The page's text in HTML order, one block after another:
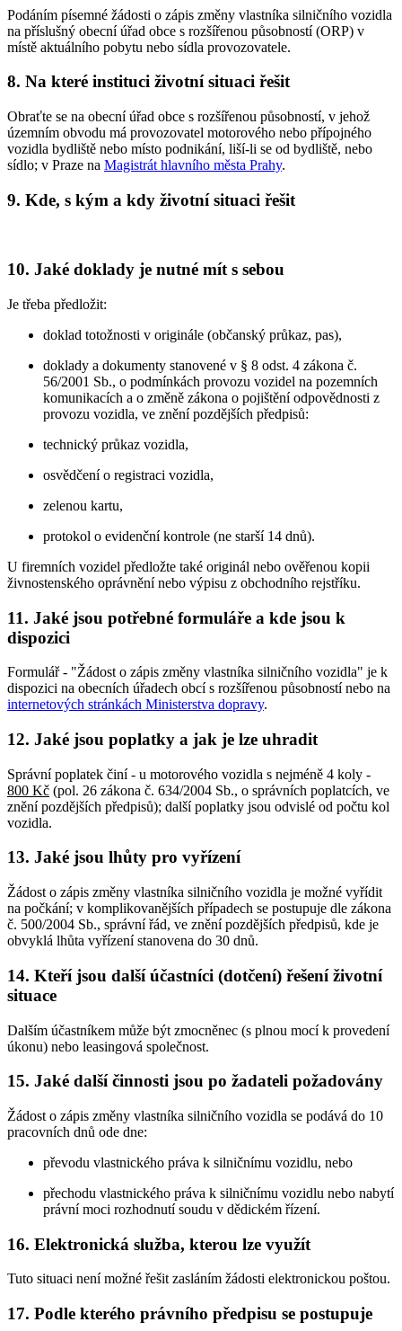
Podáním písemné žádosti o zápis změny vlastníka silničního vozidla
na příslušný obecní úřad obce s rozšířenou působností (ORP) v
místě aktuálního pobytu nebo sídla provozovatele.
8. Na které instituci životní situaci řešit
Obraťte se na obecní úřad obce s rozšířenou působností, v jehož
územním obvodu má provozovatel motorového nebo přípojného
vozidla bydliště nebo místo podnikání, liší-li se od bydliště, nebo
sídlo; v Praze na Magistrát hlavního města Prahy.
9. Kde, s kým a kdy životní situaci řešit
10. Jaké doklady je nutné mít s sebou
Je třeba předložit:
doklad totožnosti v originále (občanský průkaz, pas),
doklady a dokumenty stanovené v § 8 odst. 4 zákona č.
56/2001 Sb., o podmínkách provozu vozidel na pozemních
komunikacích a o změně zákona o pojištění odpovědnosti z
provozu vozidla, ve znění pozdějších předpisů:
technický průkaz vozidla,
osvědčení o registraci vozidla,
zelenou kartu,
protokol o evidenční kontrole (ne starší 14 dnů).
U firemních vozidel předložte také originál nebo ověřenou kopii
živnostenského oprávnění nebo výpisu z obchodního rejstříku.
11. Jaké jsou potřebné formuláře a kde jsou k
dispozici
Formulář - "Žádost o zápis změny vlastníka silničního vozidla" je k
dispozici na obecních úřadech obcí s rozšířenou působností nebo na
internetových stránkách Ministerstva dopravy.
12. Jaké jsou poplatky a jak je lze uhradit
Správní poplatek činí - u motorového vozidla s nejméně 4 koly -
800 Kč (pol. 26 zákona č. 634/2004 Sb., o správních poplatcích, ve
znění pozdějších předpisů); další poplatky jsou odvislé od počtu kol
vozidla.
13. Jaké jsou lhůty pro vyřízení
Žádost o zápis změny vlastníka silničního vozidla je možné vyřídit
na počkání; v komplikovanějších případech se postupuje dle zákona
č. 500/2004 Sb., správní řád, ve znění pozdějších předpisů, kde je
obvyklá lhůta vyřízení stanovena do 30 dnů.
14. Kteří jsou další účastníci (dotčení) řešení životní
situace
Dalším účastníkem může být zmocněnec (s plnou mocí k provedení
úkonu) nebo leasingová společnost.
15. Jaké další činnosti jsou po žadateli požadovány
Žádost o zápis změny vlastníka silničního vozidla se podává do 10
pracovních dnů ode dne:
převodu vlastnického práva k silničnímu vozidlu, nebo
přechodu vlastnického práva k silničnímu vozidlu nebo nabytí
právní moci rozhodnutí soudu v dědickém řízení.
16. Elektronická služba, kterou lze využít
Tuto situaci není možné řešit zasláním žádosti elektronickou poštou.
17. Podle kterého právního předpisu se postupuje